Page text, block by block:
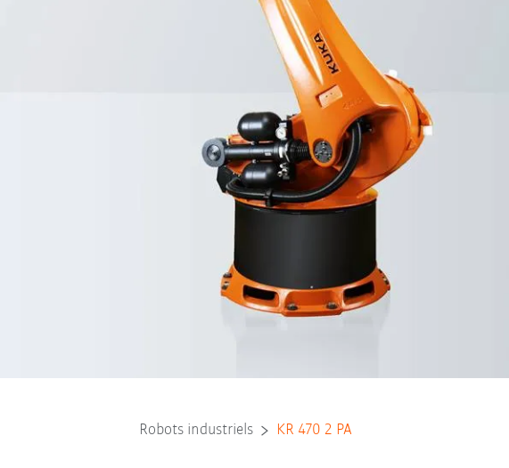
Robots industriels KR 470 2 PA